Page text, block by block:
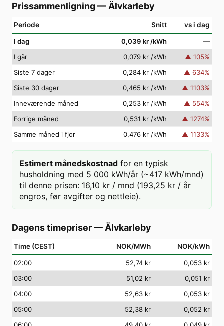
Prissammenligning— Älvkarleby
Periode Snitt vs i dag
I dag 0,039 kr /kWh
—
I går
0,079 kr /kWh ▲ 105%
Siste 7 dager
0,284 kr /kWh ▲ 634%
Siste 30 dager
0,465 kr /kWh ▲ 1103%
Inneværende måned
0,253 kr /kWh ▲ 554%
Forrige måned
0,531 kr /kWh ▲ 1274%
Samme måned i fjor
0,476 kr /kWh ▲ 1133%
Estimert månedskostnad for en typisk
husholdning med 5 000 kWh/år (~417 kWh/mnd)
til denne prisen: 16,10 kr / mnd (193,25 kr / år
engros, før avgifter og nettleie).
Dagens timepriser— Älvkarleby
Time (CEST) NOK/MWh NOK/kWh
02:00 52,74 kr
0,053 kr
03:00 51,02 kr
0,051 kr
04:00 52,63 kr
0,053 kr
05:00 52,38 kr
0,052 kr